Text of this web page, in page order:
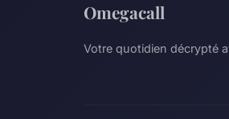
Omegacall
Votre quotidien décrypté